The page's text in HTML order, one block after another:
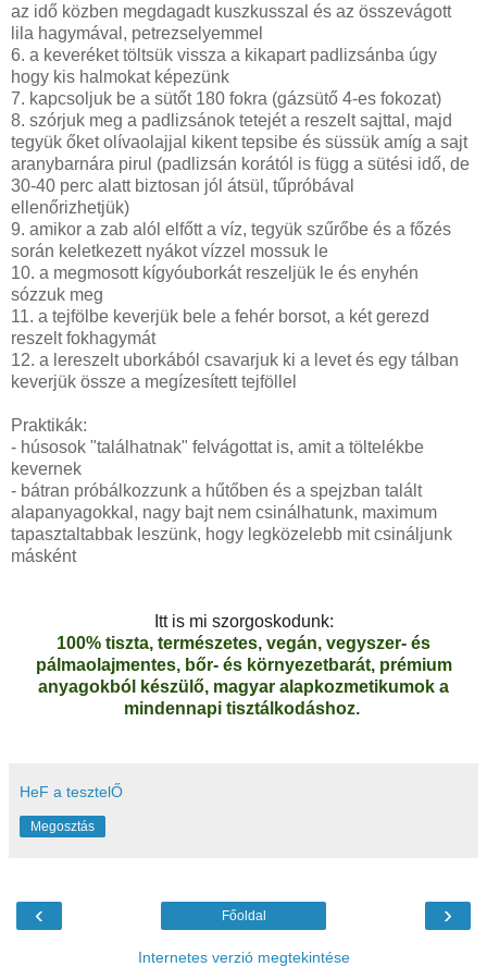
az idő közben megdagadt kuszkusszal és az összevágott
lila hagymával, petrezselyemmel
6. a keveréket töltsük vissza a kikapart padlizsánba úgy
hogy kis halmokat képezünk
7. kapcsoljuk be a sütőt 180 fokra (gázsütő 4-es fokozat)
8. szórjuk meg a padlizsánok tetejét a reszelt sajttal, majd
tegyük őket olívaolajjal kikent tepsibe és süssük amíg a sajt
aranybarnára pirul (padlizsán korától is függ a sütési idő, de
30-40 perc alatt biztosan jól átsül, tűpróbával
ellenőrizhetjük)
9. amikor a zab alól elfőtt a víz, tegyük szűrőbe és a főzés
során keletkezett nyákot vízzel mossuk le
10. a megmosott kígyóuborkát reszeljük le és enyhén
sózzuk meg
11. a tejfölbe keverjük bele a fehér borsot, a két gerezd
reszelt fokhagymát
12. a lereszelt uborkából csavarjuk ki a levet és egy tálban
keverjük össze a megízesített tejföllel
Praktikák:
- húsosok "találhatnak" felvágottat is, amit a töltelékbe
kevernek
- bátran próbálkozzunk a hűtőben és a spejzban talált
alapanyagokkal, nagy bajt nem csinálhatunk, maximum
tapasztaltabbak leszünk, hogy legközelebb mit csináljunk
másként
Itt is mi szorgoskodunk:
100% tiszta, természetes, vegán, vegyszer- és
pálmaolajmentes, bőr- és környezetbarát, prémium
anyagokból készülő, magyar alapkozmetikumok a
mindennapi tisztálkodáshoz.
HeF a tesztelŐ
Megosztás
‹ ›
Főoldal
Internetes verzió megtekintése